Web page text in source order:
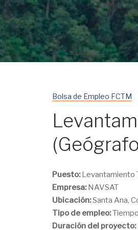
Bolsa de Empleo FCTM
Puesto:Levantamiento
Empresa:NAVSAT
Ubicación:Santa Ana,
Tipo de empleo:
Duración del proyecto: